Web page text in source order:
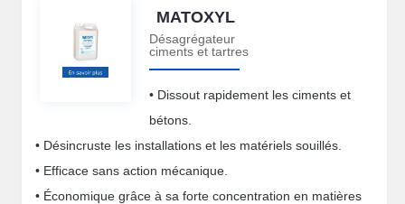
MATOXYL
Désagrégateur
ciments et tartres
• Dissout rapidement les ciments et
bétons.
• Désincruste les installations et les matériels souillés.
• Efficace sans action mécanique.
• Économique grâce à sa forte concentration en matières